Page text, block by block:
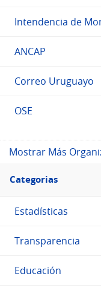
Intendencia de
ANCAP
Correo Uruguayo
OSE
Mostrar Más
Filtro
Categorias
Categorias
Estadísticas
Transparencia
Educación